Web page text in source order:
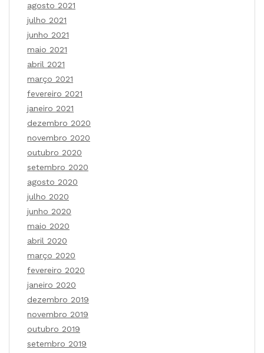
agosto 2021
julho 2021
junho 2021
maio 2021
abril 2021
março 2021
fevereiro 2021
janeiro 2021
dezembro 2020
novembro 2020
outubro 2020
setembro 2020
agosto 2020
julho 2020
junho 2020
maio 2020
abril 2020
março 2020
fevereiro 2020
janeiro 2020
dezembro 2019
novembro 2019
outubro 2019
setembro 2019